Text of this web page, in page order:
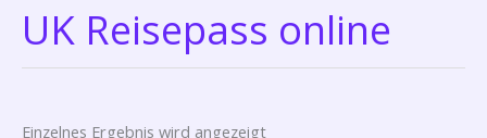
UK Reisepass online
Einzelnes Ergebnis wird angezeigt